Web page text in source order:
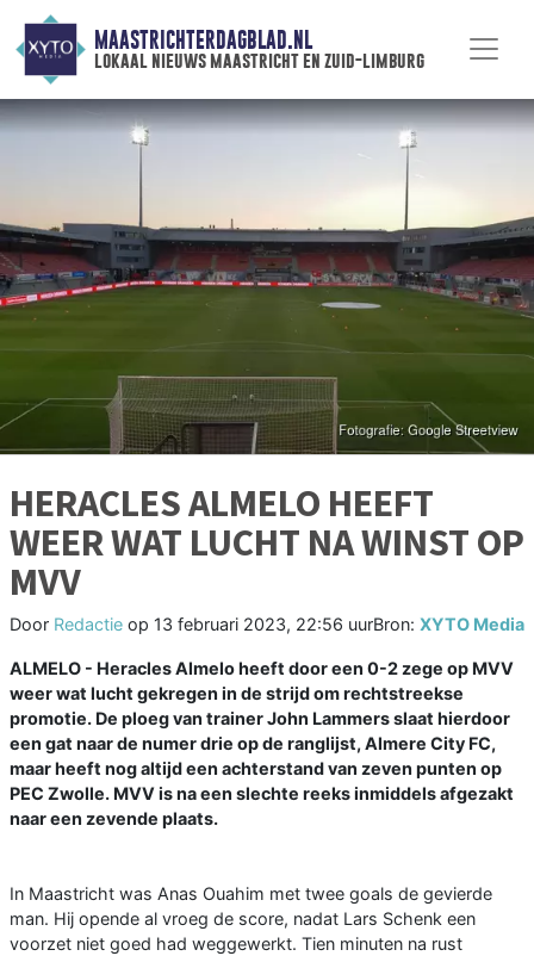
MAASTRICHTERDAGBLAD.NL
lokaal nieuws maastricht en zuid-limburg
HERACLES ALMELO HEEFT
WEER WAT LUCHT NA WINST OP
MVV
Door Redactie op 13 februari 2023, 22:56 uurBron: XYTO Media
ALMELO - Heracles Almelo heeft door een 0-2 zege op MVV
weer wat lucht gekregen in de strijd om rechtstreekse
promotie. De ploeg van trainer John Lammers slaat hierdoor
een gat naar de numer drie op de ranglijst, Almere City FC,
maar heeft nog altijd een achterstand van zeven punten op
PEC Zwolle. MVV is na een slechte reeks inmiddels afgezakt
naar een zevende plaats.
In Maastricht was Anas Ouahim met twee goals de gevierde
man. Hij opende al vroeg de score, nadat Lars Schenk een
voorzet niet goed had weggewerkt. Tien minuten na rust